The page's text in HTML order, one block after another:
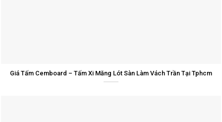
Giá Tấm Cemboard – Tấm Xi Măng Lót Sàn Làm Vách Trần Tại Tphcm